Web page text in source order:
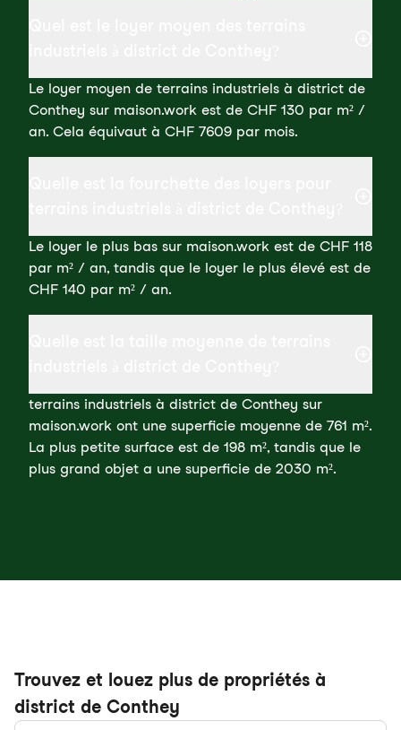
Le loyer moyen de terrains industriels à district de
Conthey sur maison.work est de CHF 130 par m² /
an. Cela équivaut à CHF 7609 par mois.
Le loyer le plus bas sur maison.work est de CHF 118
par m² / an, tandis que le loyer le plus élevé est de
CHF 140 par m² / an.
terrains industriels à district de Conthey sur
maison.work ont une superficie moyenne de 761 m².
La plus petite surface est de 198 m², tandis que le
plus grand objet a une superficie de 2030 m².
Trouvez et louez plus de propriétés à
district de Conthey